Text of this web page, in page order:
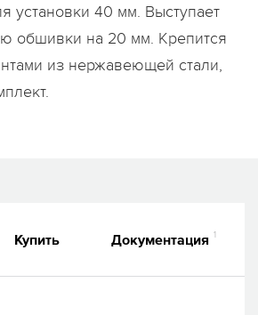
установки 40 мм. Выступает
обшивки на 20 мм. Крепится
из нержавеющей стали,
Купить Документация 1